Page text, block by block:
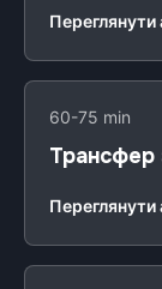
Переглянути
60-75 min
Трансфер
Переглянути